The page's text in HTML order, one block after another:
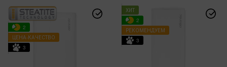
2
ЦЕНА-КАЧЕСТВО
3
ХИТ
2
РЕКОМЕНДУЕМ
3